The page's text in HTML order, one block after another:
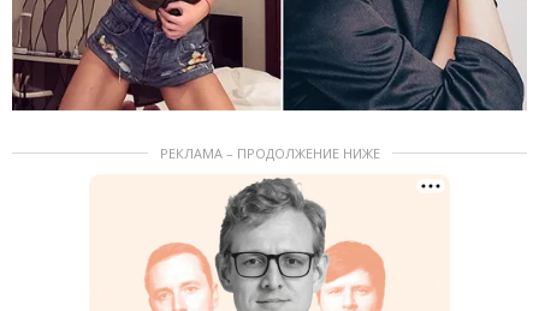
РЕКЛАМА – ПРОДОЛЖЕНИЕ НИЖЕ